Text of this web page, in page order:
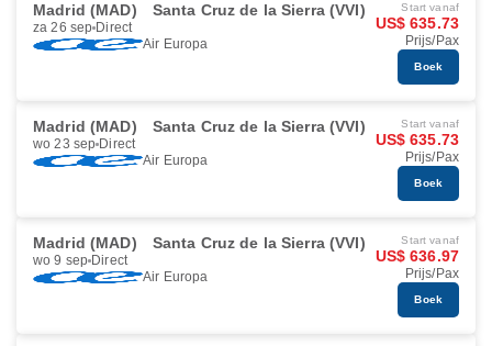
Madrid (MAD) Santa Cruz de la Sierra (VVI)
za 26 sep Direct
Air Europa
Start vanaf
US$ 635.73
Prijs/Pax
Boek
Madrid (MAD) Santa Cruz de la Sierra (VVI)
wo 23 sep Direct
Air Europa
Start vanaf
US$ 635.73
Prijs/Pax
Boek
Madrid (MAD) Santa Cruz de la Sierra (VVI)
wo 9 sep Direct
Air Europa
Start vanaf
US$ 636.97
Prijs/Pax
Boek